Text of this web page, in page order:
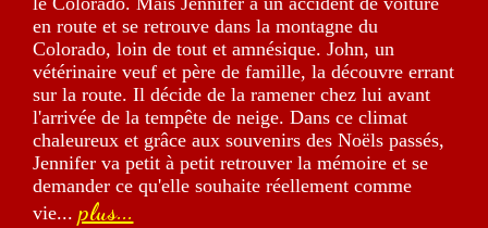
en route et se retrouve dans la montagne du
Colorado, loin de tout et amnésique. John, un
vétérinaire veuf et père de famille, la découvre errant
sur la route. Il décide de la ramener chez lui avant
l'arrivée de la tempête de neige. Dans ce climat
chaleureux et grâce aux souvenirs des Noëls passés,
Jennifer va petit à petit retrouver la mémoire et se
demander ce qu'elle souhaite réellement comme
vie...plus...